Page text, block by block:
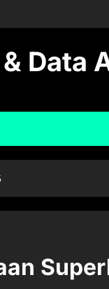
Data